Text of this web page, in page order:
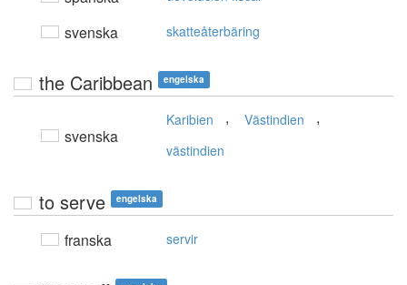
svenska skatteåterbäring
the Caribbean engelska
svenska
Karibien , Västindien ,
västindien
to serve engelska
franska servir